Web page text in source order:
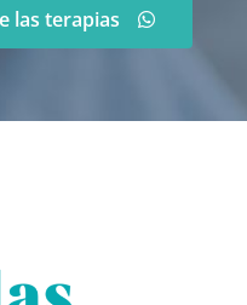
las terapias